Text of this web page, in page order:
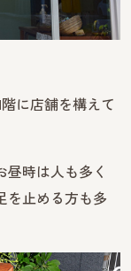
階に店舗を構えて
昼時は人も多く
を止める方も多